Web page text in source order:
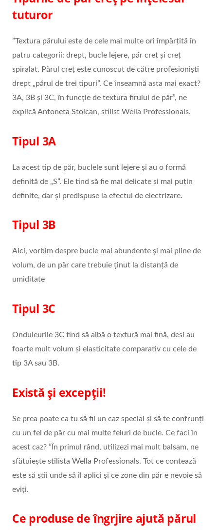
tuturor
”Textura părului este de cele mai multe ori împărțită în
patru categorii: drept, bucle lejere, păr creț și creț
spiralat. Părul creț este cunoscut de către profesioniști
drept „părul de trei tipuri”. Ce înseamnă asta mai exact?
3A, 3B și 3C, în funcție de textura firului de păr”, ne
explică Antoneta Stoican, stilist Wella Professionals.
Tipul 3A
La acest tip de păr, buclele sunt lejere și au o formă
definită de „S”. Ele tind să fie mai delicate și mai puțin
definite, dar și predispuse la efectul de electrizare.
Tipul 3B
Aici, vorbim despre bucle mai abundente și mai pline de
volum, de un păr care trebuie ținut la distanță de
umiditate
Tipul 3C
Onduleurile 3C tind să aibă o textură mai fină, desi au
foarte mult volum și elasticitate comparativ cu cele de
tip 3A sau 3B.
Există și excepții!
Se prea poate ca tu să fii un caz special și să te confrunți
cu un fel de păr cu mai multe feluri de bucle. Ce faci în
acest caz? ”În primul rând, utilizezi mai mult balsam, ne
sfătuiește stilista Wella Professionals. Tot ce contează
este să știi unde să îl aplici și ce zone din păr e nevoie să
eviți.
Ce produse de îngrjire ajută părul